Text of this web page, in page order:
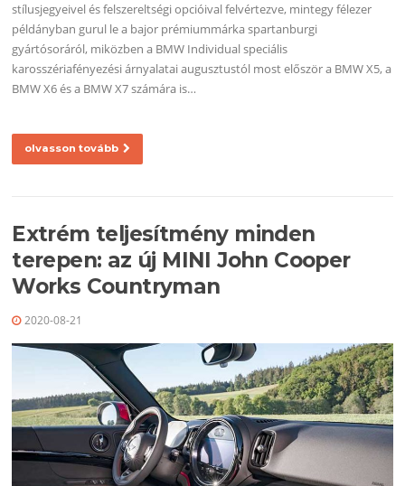
stílusjegyeivel és felszereltségi opcióival felvértezve, mintegy félezer
példányban gurul le a bajor prémiummárka spartanburgi
gyártósoráról, miközben a BMW Individual speciális
karosszériafényezési árnyalatai augusztustól most először a BMW X5, a
BMW X6 és a BMW X7 számára is…
olvasson tovább
Extrém teljesítmény minden
terepen: az új MINI John Cooper
Works Countryman
2020-08-21